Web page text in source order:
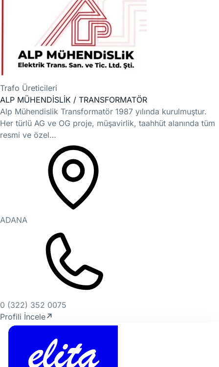
Trafo Üreticileri
ALP MÜHENDİSLİK / TRANSFORMATÖR
Alp Mühendislik Transformatör 1987 yılında kurulmuştur.
Her türlü AG ve OG proje, müşavirlik, taahhüt alanında tüm
resmi ve özel…
ADANA
0 (322) 352 0075
Profili İncele↗